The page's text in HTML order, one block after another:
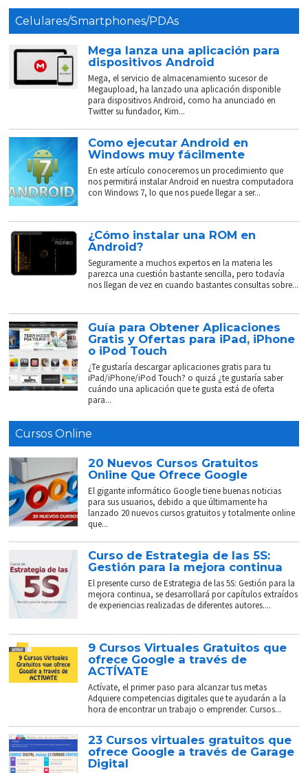
Celulares/Smartphones/PDAs
Mega lanza una aplicación para
dispositivos Android
Mega, el servicio de almacenamiento sucesor de
Megaupload, ha lanzado una aplicación disponible
para dispositivos Android, como ha anunciado en
Twitter su fundador, Kim...
Como ejecutar Android en
Windows muy fácilmente
En este artículo conoceremos un procedimiento que
nos permitirá instalar Android en nuestra computadora
con Windows 7, lo que nos puede llegar a ser...
¿Cómo instalar una ROM en
Android?
Seguramente a muchos expertos en la materia les
parezca una cuestión bastante sencilla, pero todavía
nos llegan de vez en cuando bastantes consultas sobre...
Guía para Obtener Aplicaciones
Gratis y Ofertas para iPad, iPhone
o iPod Touch
¿Te gustaría descargar aplicaciones gratis para tu
iPad/iPhone/iPod Touch? o quizá ¿te gustaría saber
cuándo una aplicación que te gusta está de oferta
para...
Cursos Online
20 Nuevos Cursos Gratuitos
Online Que Ofrece Google
El gigante informático Google tiene buenas noticias
para sus usuarios, debido a que últimamente ha
lanzado 20 nuevos cursos gratuitos y totalmente online
que...
Curso de Estrategia de las 5S:
Gestión para la mejora continua
El presente curso de Estrategia de las 5S: Gestión para la
mejora continua, se desarrollará por capítulos extraídos
de experiencias realizadas de diferentes autores....
9 Cursos Virtuales Gratuitos que
ofrece Google a través de
ACTÍVATE
Actívate, el primer paso para alcanzar tus metas
Adquiere competencias digitales que te ayudarán a la
hora de encontrar un trabajo o emprender. Cursos...
23 Cursos virtuales gratuitos que
ofrece Google a través de Garage
Digital